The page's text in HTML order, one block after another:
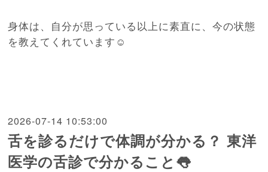
身体は、自分が思っている以上に素直に、今の状態
を教えてくれています☺️
2026-07-14 10:53:00
舌を診るだけで体調が分かる？ 東洋
医学の舌診で分かること👅